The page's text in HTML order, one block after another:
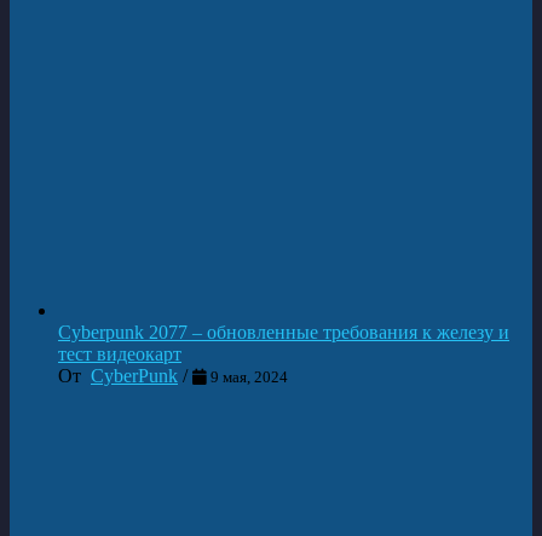
Cyberpunk 2077 – обновленные требования к железу и
тест видеокарт
От CyberPunk / 9 мая, 2024